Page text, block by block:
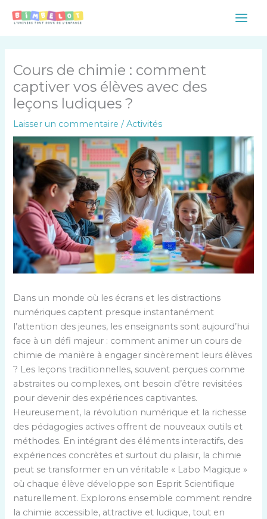
Main
Cours de chimie : comment
captiver vos élèves avec des
leçons ludiques ?
Laisser un commentaire /Activités
Dans un monde où les écrans et les distractions
numériques captent presque instantanément
l’attention des jeunes, les enseignants sont aujourd’hui
face à un défi majeur : comment animer un cours de
chimie de manière à engager sincèrement leurs élèves
? Les leçons traditionnelles, souvent perçues comme
abstraites ou complexes, ont besoin d’être revisitées
pour devenir des expériences captivantes.
Heureusement, la révolution numérique et la richesse
des pédagogies actives offrent de nouveaux outils et
méthodes. En intégrant des éléments interactifs, des
expériences concrètes et surtout du plaisir, la chimie
peut se transformer en un véritable « Labo Magique »
où chaque élève développe son Esprit Scientifique
naturellement. Explorons ensemble comment rendre
la chimie accessible, attractive et ludique, tout en